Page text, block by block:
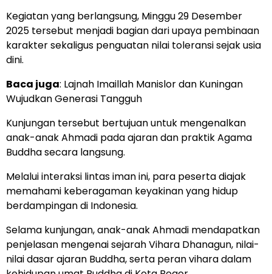
Kegiatan yang berlangsung, Minggu 29 Desember
2025 tersebut menjadi bagian dari upaya pembinaan
karakter sekaligus penguatan nilai toleransi sejak usia
dini.
Baca juga: Lajnah Imaillah Manislor dan Kuningan
Wujudkan Generasi Tangguh
Kunjungan tersebut bertujuan untuk mengenalkan
anak-anak Ahmadi pada ajaran dan praktik Agama
Buddha secara langsung.
Melalui interaksi lintas iman ini, para peserta diajak
memahami keberagaman keyakinan yang hidup
berdampingan di Indonesia.
Selama kunjungan, anak-anak Ahmadi mendapatkan
penjelasan mengenai sejarah Vihara Dhanagun, nilai-
nilai dasar ajaran Buddha, serta peran vihara dalam